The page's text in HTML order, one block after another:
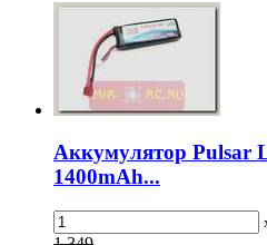
Аккумулятор Pulsar
1400mAh...